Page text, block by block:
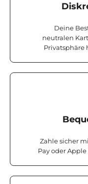
Deine
neutralen
Privatsphäre
Zahle sicher
Pay oder